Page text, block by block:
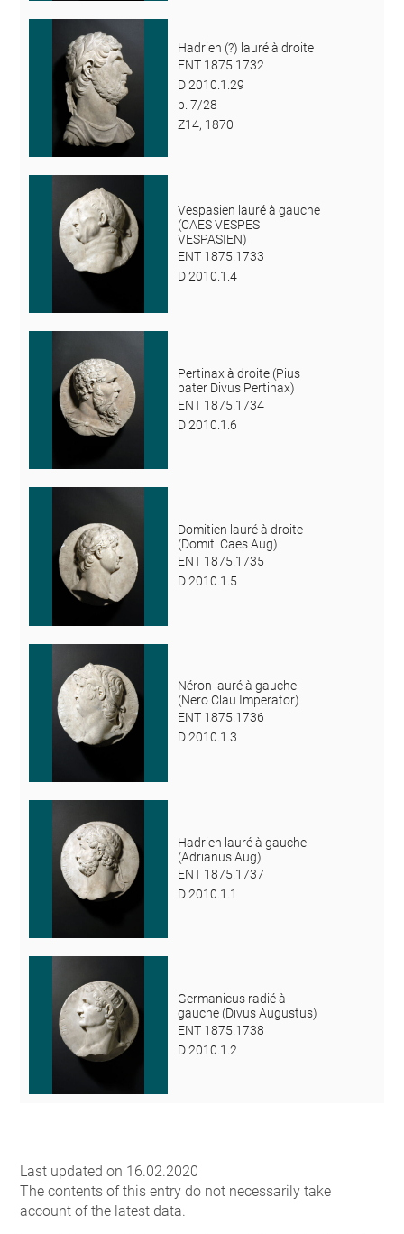
Hadrien (?) lauré à droite
ENT 1875.1732
D 2010.1.29
p. 7/28
Z14, 1870
Vespasien lauré à gauche
(CAES VESPES
VESPASIEN)
ENT 1875.1733
D 2010.1.4
Pertinax à droite (Pius
pater Divus Pertinax)
ENT 1875.1734
D 2010.1.6
Domitien lauré à droite
(Domiti Caes Aug)
ENT 1875.1735
D 2010.1.5
Néron lauré à gauche
(Nero Clau Imperator)
ENT 1875.1736
D 2010.1.3
Hadrien lauré à gauche
(Adrianus Aug)
ENT 1875.1737
D 2010.1.1
Germanicus radié à
gauche (Divus Augustus)
ENT 1875.1738
D 2010.1.2
Last updated on 16.02.2020
The contents of this entry do not necessarily take
account of the latest data.